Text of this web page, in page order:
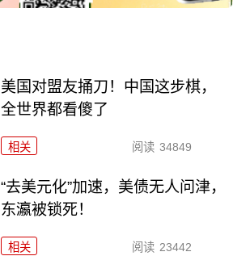
美国对盟友捅刀！中国这步棋，
全世界都看傻了
相关 阅读 34849
“去美元化”加速，美债无人问津，
东瀛被锁死！
相关 阅读 23442